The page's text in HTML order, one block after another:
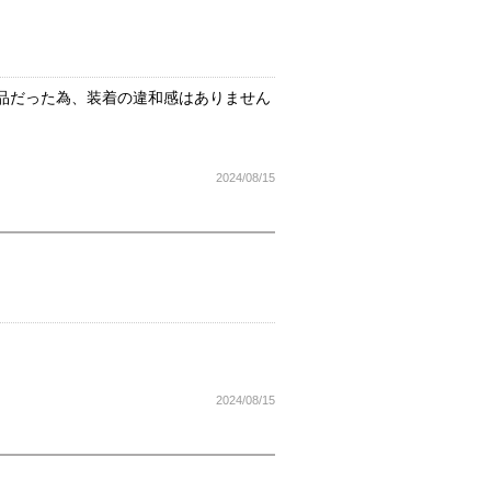
だった為、装着の違和感はありません
2024/08/15
2024/08/15